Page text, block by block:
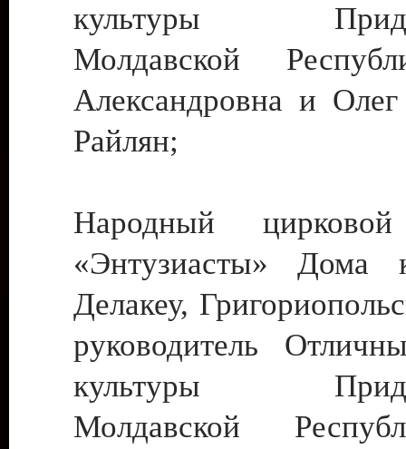
культуры
Молдавской
Александровна и
Райлян;
Народный цирковой
«Энтузиасты» Дома
Делакеу,
руководитель
культуры
Молдавской